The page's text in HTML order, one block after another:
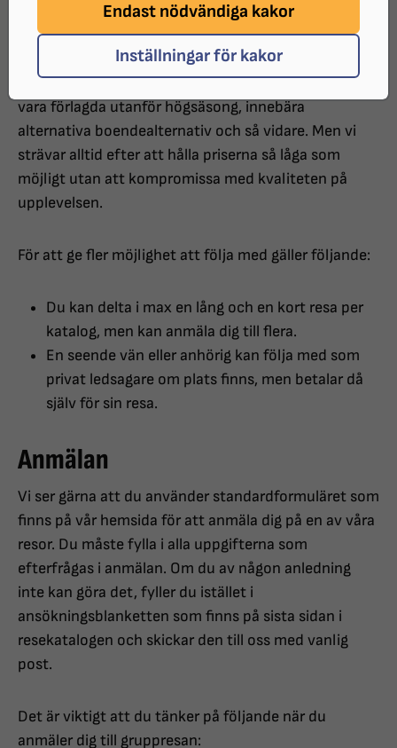
Endast nödvändiga kakor
Inställningar för kakor
påverkas av ökade kostnader i resebranschen. Vi
reserverar oss för eventuella förändringar utanför vår
kontroll. För att kunna erbjuda den bästa möjliga
upplevelsen till ett rimligt pris, kan vissa gruppresor
vara förlagda utanför högsäsong, innebära
alternativa boendealternativ och så vidare. Men vi
strävar alltid efter att hålla priserna så låga som
möjligt utan att kompromissa med kvaliteten på
upplevelsen.
För att ge fler möjlighet att följa med gäller följande:
Du kan delta i max en lång och en kort resa per
katalog, men kan anmäla dig till flera.
En seende vän eller anhörig kan följa med som
privat ledsagare om plats finns, men betalar då
själv för sin resa.
Anmälan
Vi ser gärna att du använder standardformuläret som
finns på vår hemsida för att anmäla dig på en av våra
resor. Du måste fylla i alla uppgifterna som
efterfrågas i anmälan. Om du av någon anledning
inte kan göra det, fyller du istället i
ansökningsblanketten som finns på sista sidan i
resekatalogen och skickar den till oss med vanlig
post.
Det är viktigt att du tänker på följande när du
anmäler dig till gruppresan: